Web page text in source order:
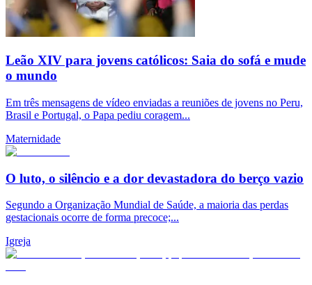
Leão XIV para jovens católicos: Saia do sofá e mude
o mundo
Em três mensagens de vídeo enviadas a reuniões de jovens no Peru,
Brasil e Portugal, o Papa pediu coragem...
Maternidade
O luto, o silêncio e a dor devastadora do berço vazio
Segundo a Organização Mundial de Saúde, a maioria das perdas
gestacionais ocorre de forma precoce;...
Igreja